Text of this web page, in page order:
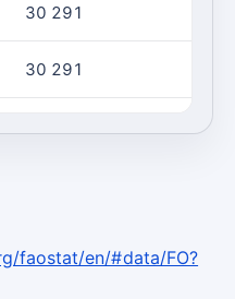
30 291
30 291
faostat/en/#data/FO?